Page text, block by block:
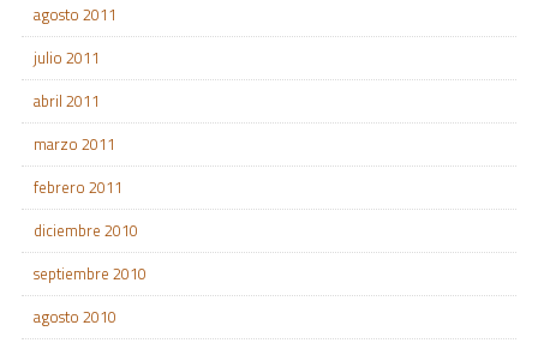
agosto 2011
julio 2011
abril 2011
marzo 2011
febrero 2011
diciembre 2010
septiembre 2010
agosto 2010